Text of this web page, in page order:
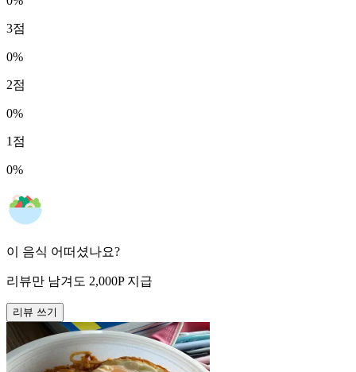
3점
0%
2점
0%
1 점
0%
이 음식 어떠셨나요?
리뷰만 남겨도 2,000P 지급
리뷰 쓰기